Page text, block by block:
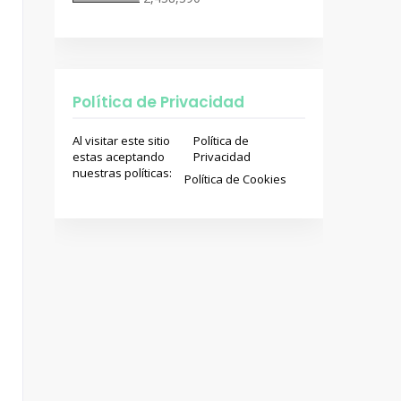
Política de Privacidad
Al visitar este sitio
estas aceptando
nuestras políticas:
Política de
Privacidad
Política de Cookies